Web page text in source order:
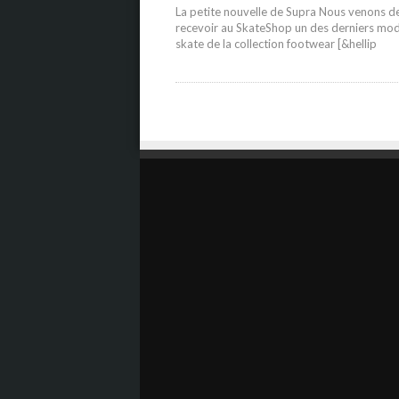
La petite nouvelle de Supra Nous venons
recevoir au SkateShop un des derniers
skate de la collection footwear [&hellip